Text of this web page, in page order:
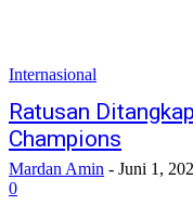
Internasional
Ratusan
Champions
Mardan Amin - Juni 1,
0